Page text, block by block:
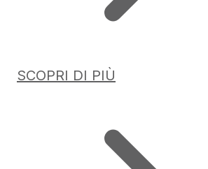
SCOPRI DI PIÙ